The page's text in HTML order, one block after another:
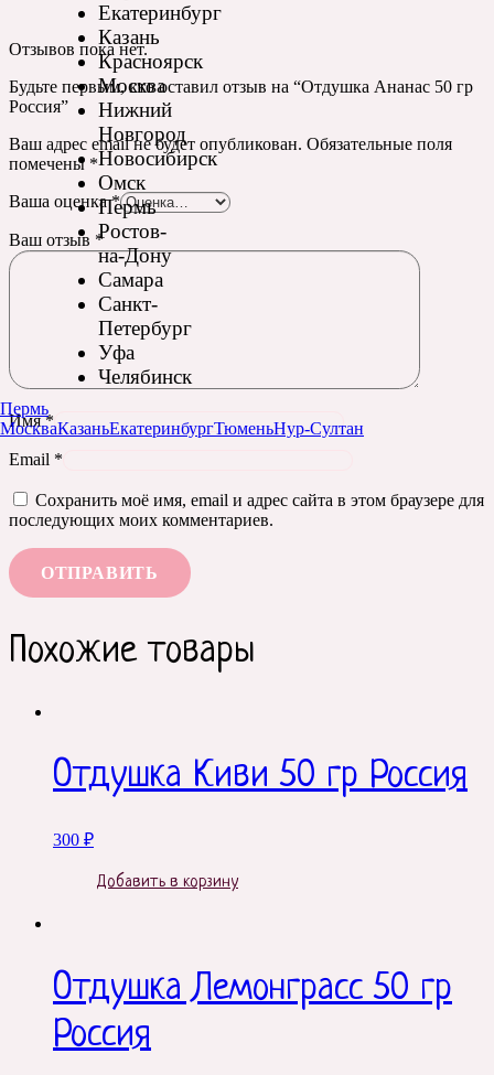
Екатеринбург
Казань
Красноярск
Москва
Нижний
Новгород
Новосибирск
Омск
Пермь
Ростов-
на-Дону
Самара
Санкт-
Петербург
Уфа
Челябинск
Пермь
МоскваКазаньЕкатеринбургТюменьНур-Султан
Отзывов пока нет.
Будьте первым, кто оставил отзыв на “Отдушка Ананас 50 гр
Россия”
Ваш адрес email не будет опубликован. Обязательные поля
помечены *
Ваша оценка*
Ваш отзыв *
Имя*
Email *
Сохранить моё имя, email и адрес сайта в этом браузере для
последующих моих комментариев.
Похожие товары
Отдушка Киви 50 гр Россия
300 ₽
Добавить в корзину
Отдушка Лемонграсс 50 гр
Россия